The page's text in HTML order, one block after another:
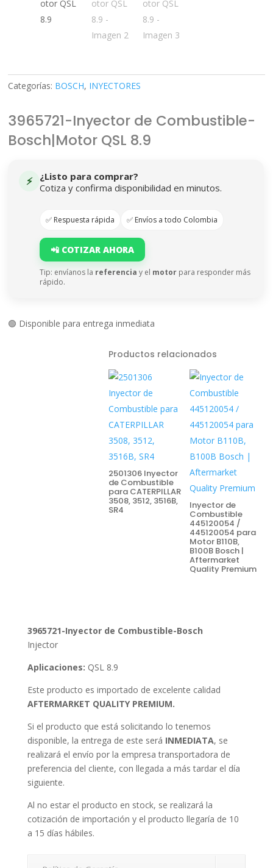
Categorías: BOSCH, INYECTORES
3965721-Inyector de Combustible-
Bosch|Motor QSL 8.9
⚡
¿Listo para comprar?
Cotiza y confirma disponibilidad en minutos.
✅ Respuesta rápida ✅ Envíos a todo Colombia
📲 COTIZAR AHORA
Tip: envíanos la referencia y el motor para responder más
rápido.
🟢 Disponible para entrega inmediata
Productos relacionados
2501306 Inyector
de Combustible
para CATERPILLAR
3508, 3512, 3516B,
SR4 Inyector de
Combustible
445120054 /
445120054 para
Motor B110B,
B100B Bosch |
Aftermarket
Quality Premium
3965721-Inyector de Combustible-Bosch
Injector
Aplicaciones: QSL 8.9
Este producto es importado de excelente calidad
AFTERMARKET QUALITY PREMIUM.
Si el producto que está solicitando lo tenemos
disponible, la entrega de este será INMEDIATA, se
realizará el envío por la empresa transportadora de
preferencia del cliente, con llegada a más tardar el día
siguiente.
Al no estar el producto en stock, se realizará la
cotización de importación y el producto llegaría de 10
a 15 días hábiles.